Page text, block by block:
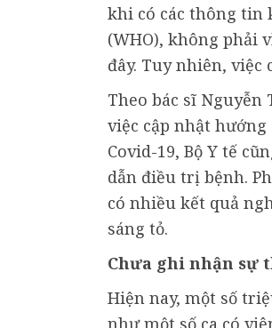
khi có các thông tin
(WHO), không phải
đây. Tuy nhiên,
Theo bác sĩ Nguyễn
việc cập nhật
Covid-19, Bộ Y tế
dẫn điều trị bệnh.
có nhiều kết quả
sáng tỏ.
Chưa ghi nhận sự
Hiện nay, một số
như một số ca có